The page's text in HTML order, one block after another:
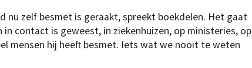
nu zelf besmet is geraakt, spreekt boekdelen. Het gaat
contact is geweest, in ziekenhuizen, op ministeries, op
mensen hij heeft besmet. Iets wat we nooit te weten